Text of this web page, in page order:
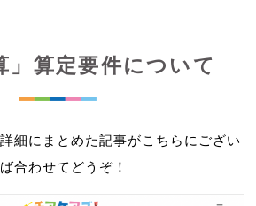
」算定要件について
細にまとめた記事がこちらにござい
合わせてどうぞ！